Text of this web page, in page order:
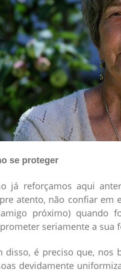
se proteger
já reforçamos aqui
atento, não confiar em
próximo) quando
seriamente a sua
disso, é preciso que, nos
devidamente